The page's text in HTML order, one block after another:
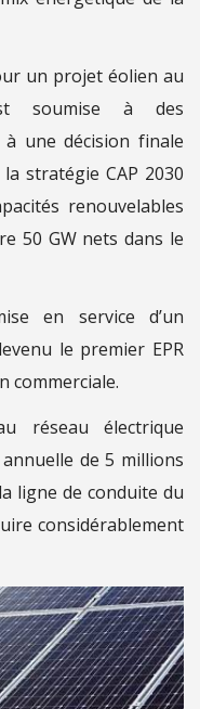
un projet éolien au
soumise à des
une décision finale
stratégie CAP 2030
renouvelables
50 GW nets dans le
en service d’un
le premier EPR
commerciale.
réseau électrique
de 5 millions
ligne de conduite du
considérablement